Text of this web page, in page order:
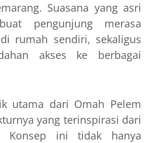
Suasana yang asri
pengunjung merasa
rumah sendiri, sekaligus
akses ke berbagai
utama dari Omah Pelem
yang terinspirasi dari
Konsep ini tidak hanya